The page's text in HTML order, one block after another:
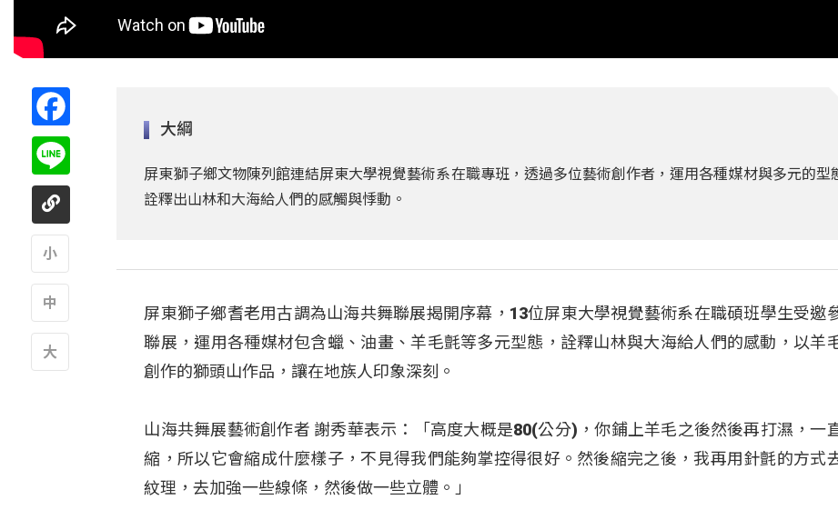
大綱
屏東獅子鄉文物陳列館連結屏東大學視覺藝術系在職專班，透過多位藝術創作者，運用各種媒材與多元的型
詮釋出山林和大海給人們的感觸與悸動。
屏東獅子鄉耆老用古調為山海共舞聯展揭開序幕，13位屏東大學視覺藝術系在職碩班學生受邀
聯展，運用各種媒材包含蠟、油畫、羊毛氈等多元型態，詮釋山林與大海給人們的感動，以羊
創作的獅頭山作品，讓在地族人印象深刻。
山海共舞展藝術創作者 謝秀華表示：「高度大概是80(公分)，你鋪上羊毛之後然後再打濕，一
縮，所以它會縮成什麼樣子，不見得我們能夠掌控得很好。然後縮完之後，我再用針氈的方式
紋理，去加強一些線條，然後做一些立體。」